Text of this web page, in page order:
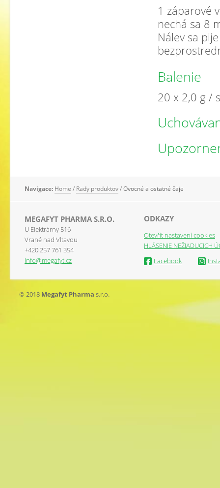
1 záparové
nechá sa 8
Nálev sa
Balenie
20 x 2,0 g /
Navigace: Home / Rady produktov/Ovocné a ostatné čaje
MEGAFYT PHARMA S.R.O.
U Elektrárny 516
Vrané nad Vltavou
+420 257 761 354
info@megafyt.cz
ODKAZY
Otevřít nastavení cookies
HLÁSENIE NEŽIADUCICH
Facebook
© 2018 Megafyt Pharma s.r.o.